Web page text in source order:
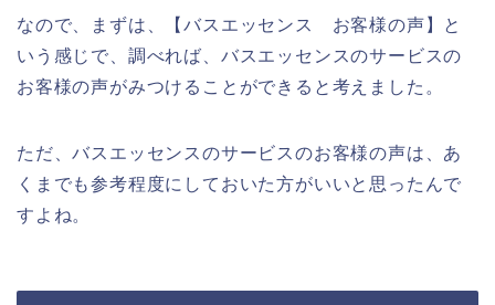
なので、まずは、【バスエッセンス お客様の声】と
いう感じで、調べれば、バスエッセンスのサービスの
お客様の声がみつけることができると考えました。
ただ、バスエッセンスのサービスのお客様の声は、あ
くまでも参考程度にしておいた方がいいと思ったんで
すよね。